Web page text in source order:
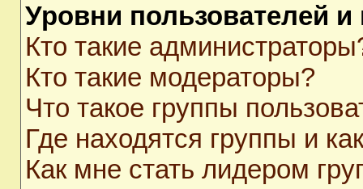
Уровни пользователей и
Кто такие
Кто такие модераторы?
Что такое группы
Где находятся группы и
Как мне стать лидером